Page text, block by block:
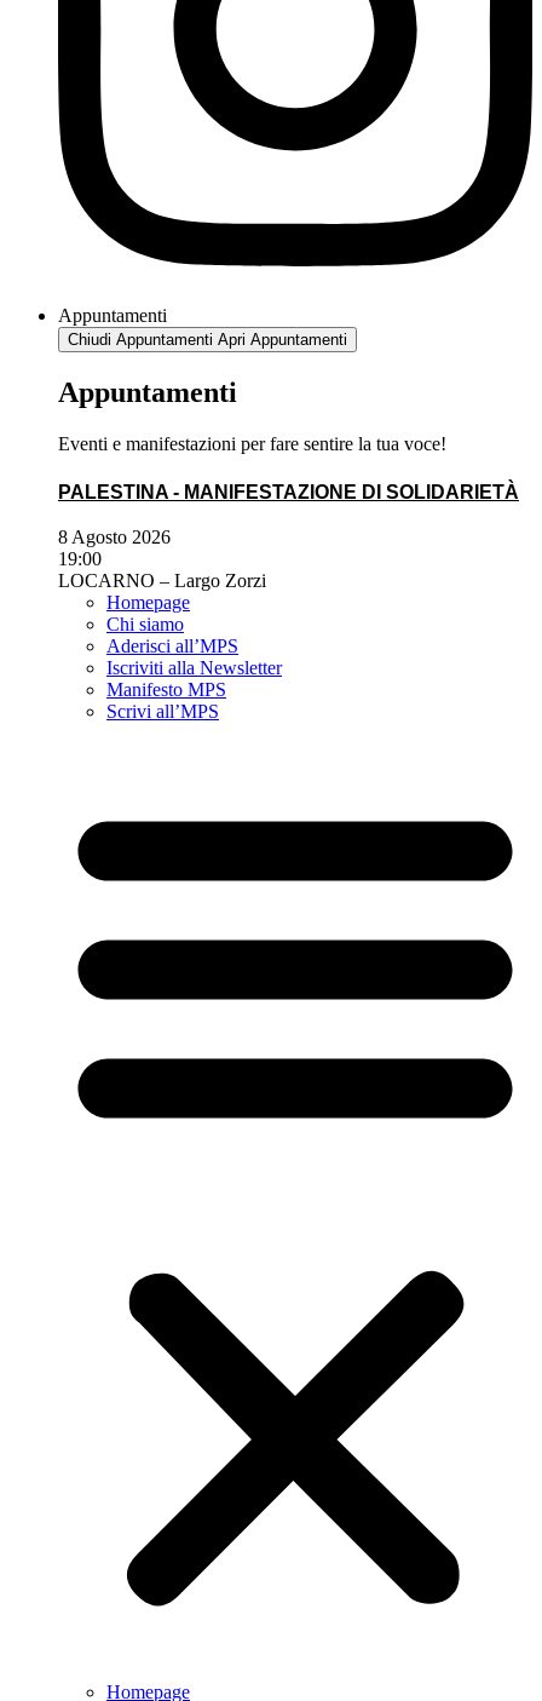
Appuntamenti
Chiudi Appuntamenti Apri Appuntamenti
Appuntamenti
Eventi e manifestazioni per fare sentire la tua voce!
PALESTINA - MANIFESTAZIONE DI SOLIDARIETÀ
8 Agosto 2026
19:00
LOCARNO – Largo Zorzi
Homepage
Chi siamo
Aderisci all’MPS
Iscriviti alla Newsletter
Manifesto MPS
Scrivi all’MPS
Homepage